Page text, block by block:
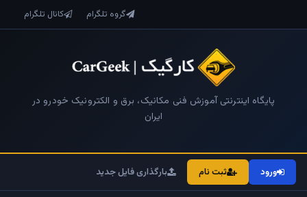
گروه تلگرام کانال تلگرام
پایگاه اینترنتی آموزش فنی مکانیک، برق و الکترونیک خودرو در
ایران
ورود ثبت نام بارگذاری فایل جدید